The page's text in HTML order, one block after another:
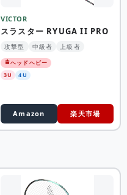
VICTOR
スラスター RYUGA II PRO
攻撃型 中級者 上級者
ヘッドヘビー
3U
4U
Amazon 楽天市場